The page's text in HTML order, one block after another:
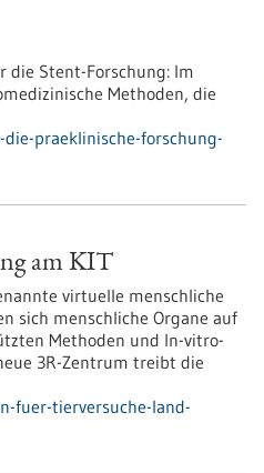
die Stent-Forschung: Im
Methoden, die
praeklinische-forschung-
am KIT
virtuelle menschliche
sich menschliche Organe auf
Methoden und In-vitro-
3R-Zentrum treibt die
fuer-tierversuche-land-